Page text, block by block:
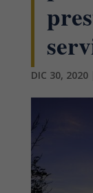
DIC 30, 2020